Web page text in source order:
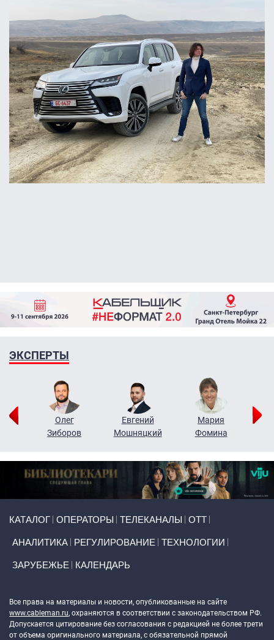
ЭКСПЕРТЫ
Олег
Зиборов
Евгений
Мошняцкий
Мария
Фомина
КАТАЛОГ ОПЕРАТОРЫ ТЕЛЕКАНАЛЫ ОТТ
АНАЛИТИКА РЕГУЛИРОВАНИЕ ТЕХНОЛОГИИ
ЗАРУБЕЖЬЕ КАЛЕНДАРЬ
Все права на материалы и новости, опубликованные на сайте
www.cableman.ru, охраняются в соответствии с законодательством РФ.
Допускается цитирование без согласования с редакцией не более трети
от объема оригинального материала, с обязательной прямой